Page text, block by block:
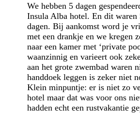
We hebben 5 dagen
Insula Alba hotel. En dit
dagen. Bij aankomst word je
met een drankje en we kregen
naar een kamer met ‘private
waanzinnig en varieert ook
aan het grote zwembad waren
handdoek leggen is zeker niet
Klein minpuntje: er is niet zo
hotel maar dat was voor ons
hadden echt een rustvakantie